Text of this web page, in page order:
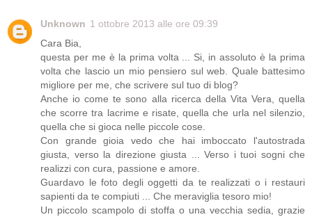
Unknown 1 ottobre 2013 alle ore 09:39
Cara Bia,
questa per me è la prima volta ... Si, in assoluto è la prima
volta che lascio un mio pensiero sul web. Quale battesimo
migliore per me, che scrivere sul tuo di blog?
Anche io come te sono alla ricerca della Vita Vera, quella
che scorre tra lacrime e risate, quella che urla nel silenzio,
quella che si gioca nelle piccole cose.
Con grande gioia vedo che hai imboccato l'autostrada
giusta, verso la direzione giusta ... Verso i tuoi sogni che
realizzi con cura, passione e amore.
Guardavo le foto degli oggetti da te realizzati o i restauri
sapienti da te compiuti ... Che meraviglia tesoro mio!
Un piccolo scampolo di stoffa o una vecchia sedia, grazie